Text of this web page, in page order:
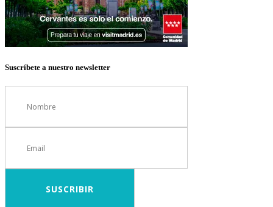
Suscríbete a nuestro newsletter